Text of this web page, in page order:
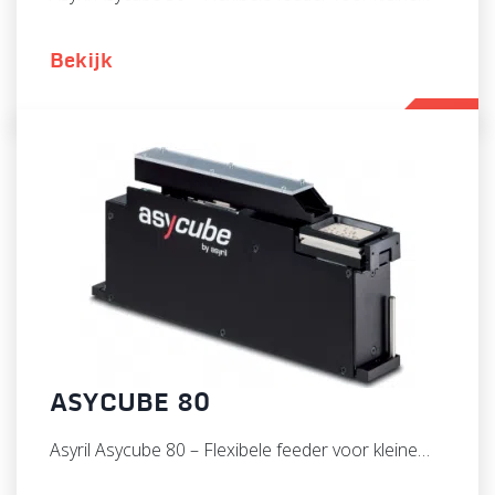
Bekijk
ASYCUBE 80
Asyril Asycube 80 – Flexibele feeder voor kleine…